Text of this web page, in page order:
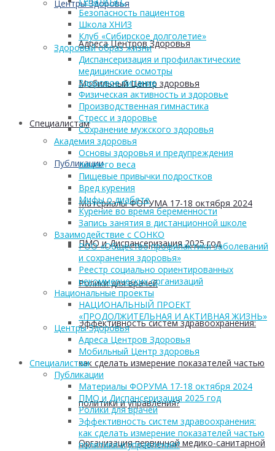
Центры Здоровья
Адреса Центров Здоровья
Мобильный Центр здоровья
Cпециалистам
Публикации
Материалы ФОРУМА 17-18 октября 2024
ПМО и Диспансеризация 2025 год
Ролики для врачей
Эффективность систем здравоохранения:
как сделать измерение показателей частью
политики и управления?
Организация первичной медико-санитарной
Безопасность пациентов
Школа ХНИЗ
Клуб «Сибирское долголетие»
Здоровый образ жизни
Диспансеризация и профилактические
медицинские осмотры
Здоровое питание
Физическая активность и здоровье
Производственная гимнастика
Стресс и здоровье
Сохранение мужского здоровья
Академия здоровья
Основы здоровья и предупреждения
лишнего веса
Пищевые привычки подростков
Вред курения
Мифы о диабете
Курение во время беременности
Запись занятия в дистанционной школе
Взаимодействие с СОНКО
РОО «Общество профилактики заболеваний
и сохранения здоровья»
Реестр социально ориентированных
некоммерческих организаций
Национальные проекты
НАЦИОНАЛЬНЫЙ ПРОЕКТ
«ПРОДОЛЖИТЕЛЬНАЯ И АКТИВНАЯ ЖИЗНЬ»
Центры Здоровья
Адреса Центров Здоровья
Мобильный Центр здоровья
Cпециалистам
Публикации
Материалы ФОРУМА 17-18 октября 2024
ПМО и Диспансеризация 2025 год
Ролики для врачей
Эффективность систем здравоохранения:
как сделать измерение показателей частью
политики и управления?